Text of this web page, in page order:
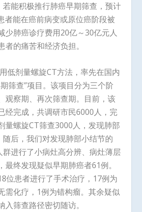
若能积极推行肺癌早期筛查，预计
者能在癌前病变或原位癌阶段被
少肺癌诊疗费用20亿～30亿元人
者的痛苦和经济负担。
低剂量螺旋CT方法，率先在国内
筛查”项目。该项目分为三个阶
观察期、再次筛查期。目前，该
经完成，共调研市民6000人，完
量螺旋CT筛查3000人，发现肺部
后，我们对发现肺部小结节的
进行了小病灶高分辨、病灶薄层
最终发现疑似早期肺癌者61例。
位患者进行了手术治疗，17例为
需化疗，1例为错构瘤。其余疑似
入筛查路径密切随访。